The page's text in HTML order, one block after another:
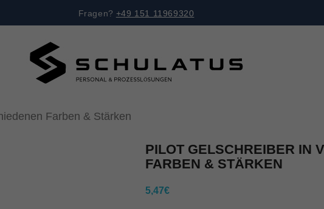
Fragen? +49 151 11969320
Farben & Stärken
PILOT GELSCHREIBER IN
FARBEN & STÄRKEN
5,47€